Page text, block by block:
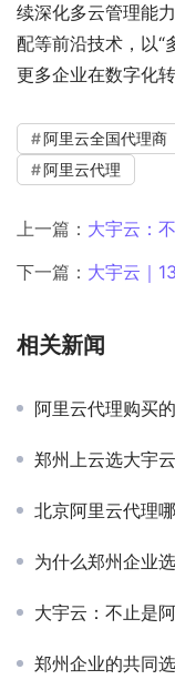
续深化多云管理能
配等前沿技术，以“
更多企业在数字化
阿里云全国代理商
阿里云代理
上一篇： 大宇云：不
下一篇： 大宇云｜
相关新闻
阿里云代理购买
郑州上云选大宇云（阿
北京阿里云代理哪家靠
为什么郑州企业
大宇云：不止是阿里
郑州企业的共同选